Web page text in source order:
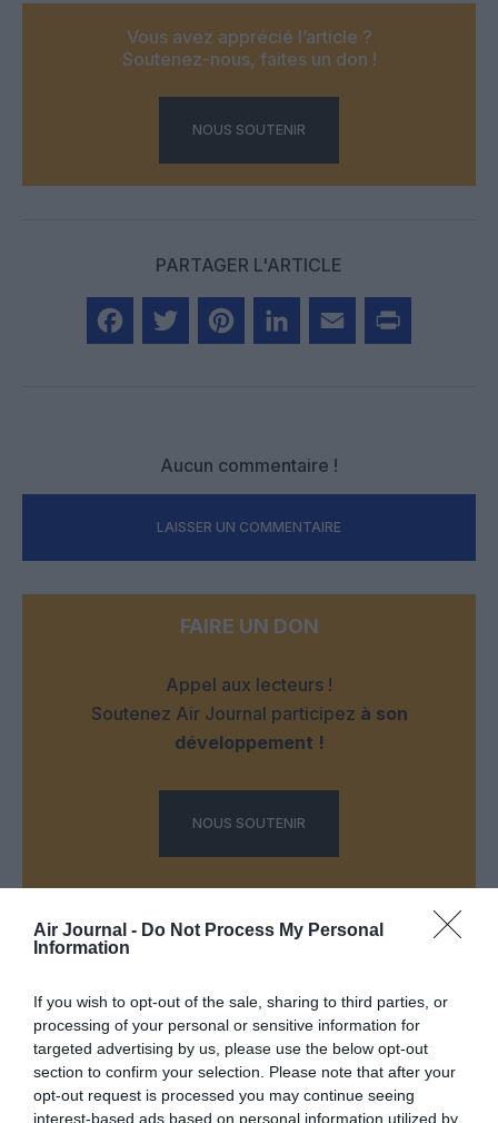
Air Journal - Do Not Process My Personal
Information
If you wish to opt-out of the sale, sharing to third parties, or
processing of your personal or sensitive information for
targeted advertising by us, please use the below opt-out
section to confirm your selection. Please note that after your
opt-out request is processed you may continue seeing
interest-based ads based on personal information utilized by
Vous avez apprécié l’article ?
Soutenez-nous, faites un don !
NOUS SOUTENIR
PARTAGER L'ARTICLE
Aucun commentaire !
LAISSER UN COMMENTAIRE
FAIRE UN DON
Appel aux lecteurs !
Soutenez Air Journal participez à son
développement !
NOUS SOUTENIR
DERNIERS COMMENTAIRES
Manfoua commenté l'article :